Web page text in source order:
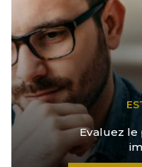
Evaluez le